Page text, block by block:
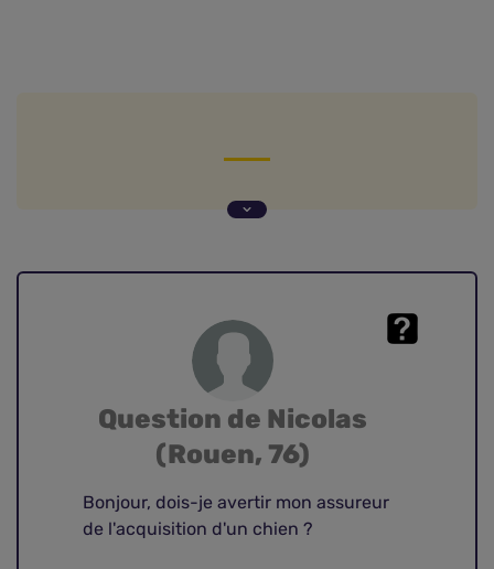
Faut-il déclarer à son assureur un nouveau chien
Question de Nicolas
(Rouen, 76)
Bonjour, dois-je avertir mon assureur
de l'acquisition d'un chien ?